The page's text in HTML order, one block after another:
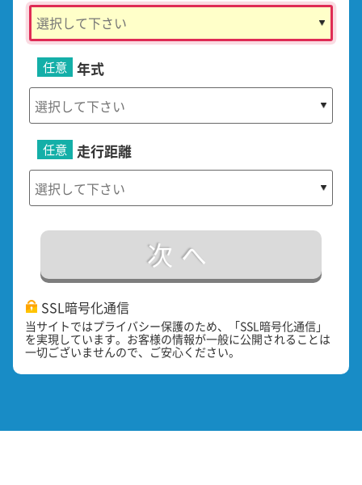
年式
任意
走行距離
任意
次へ
SSL暗号化通信
当サイトではプライバシー保護のため、「SSL暗号化通信」
を実現しています。お客様の情報が一般に公開されることは
一切ございませんので、ご安心ください。